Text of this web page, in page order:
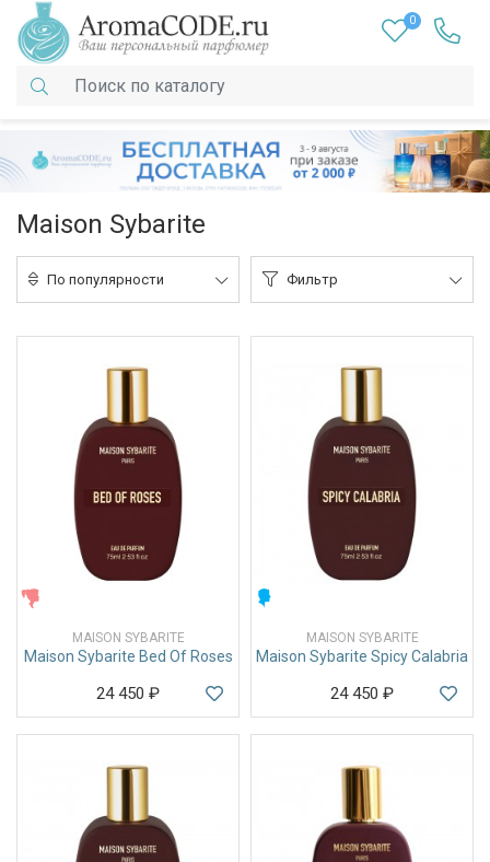
0
Maison Sybarite
По популярности Фильтр
MAISON SYBARITE
Maison Sybarite Bed Of Roses
24 450 ₽
MAISON SYBARITE
Maison Sybarite Spicy Calabria
24 450 ₽